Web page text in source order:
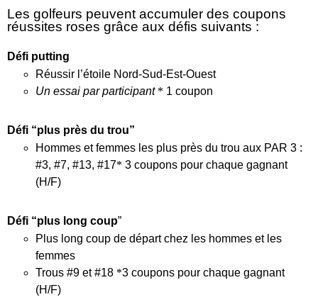
Les golfeurs peuvent accumuler des coupons
réussites roses grâce aux défis suivants :
Défi putting
Réussir l’étoile Nord‑Sud‑Est‑Ouest
Un essai par participant * 1 coupon
Défi “plus près du trou”
Hommes et femmes les plus près du trou aux PAR 3 :
#3, #7, #13, #17* 3 coupons pour chaque gagnant
(H/F)
Défi “plus long coup”
Plus long coup de départ chez les hommes et les
femmes
Trous #9 et #18 *3 coupons pour chaque gagnant
(H/F)